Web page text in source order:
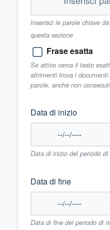
Inserisci le parole chiave
questa sezione
Frase esatta
Se attivo cerca il testo
altrimenti trova i
parole, anche non
Data di inizio
Data di inizio del periodo di
Data di fine
Data di fine del periodo di